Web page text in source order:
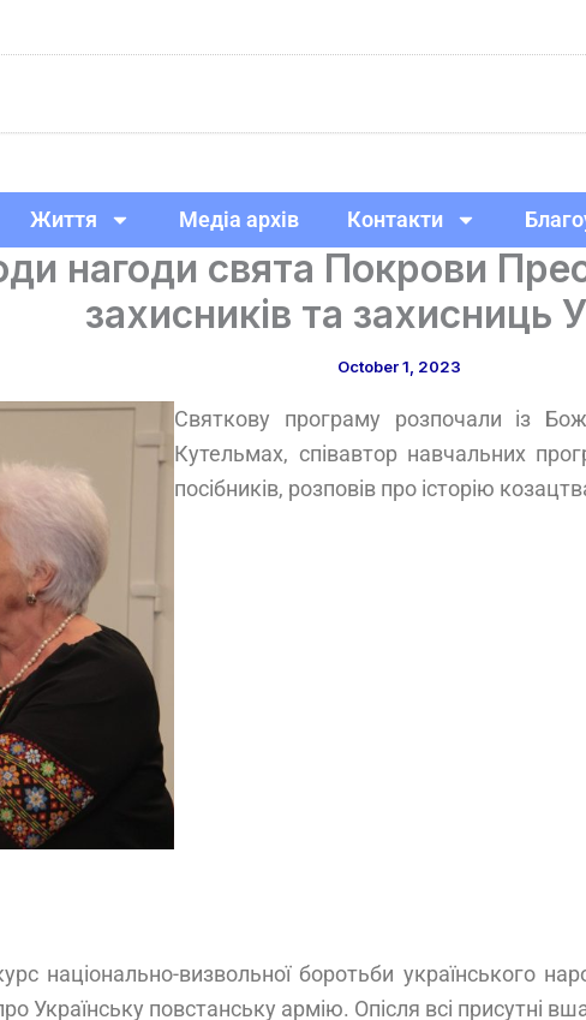
Життя Медіа архів Контакти
нагоди свята Покрови
захисників та захисниць
October 1, 2023
Святкову програму розпочали із
Кутельмах, співавтор навчальних
посібників, розповів про історію
національно-визвольної боротьби українського
Українську повстанську армію. Опісля всі присутні